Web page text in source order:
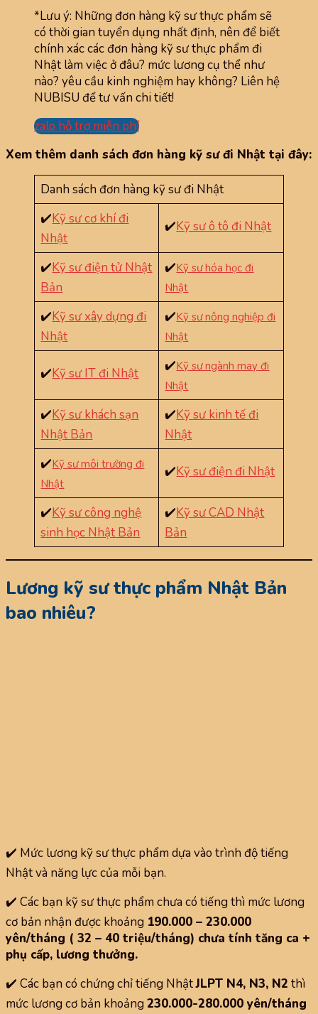
*Lưu ý: Những đơn hàng kỹ sư thực phẩm sẽ
có thời gian tuyển dụng nhất định, nên để biết
chính xác các đơn hàng kỹ sư thực phẩm đi
Nhật làm việc ở đâu? mức lương cụ thể như
nào? yêu cầu kinh nghiệm hay không? Liên hệ
NUBISU để tư vấn chi tiết!
zalo hỗ trợ miễn phí
Xem thêm danh sách đơn hàng kỹ sư đi Nhật tại đây:
Danh sách đơn hàng kỹ sư đi Nhật
✔️Kỹ sư cơ khí đi
Nhật
✔️Kỹ sư ô tô đi Nhật
✔️Kỹ sư điện tử Nhật
Bản
✔️Kỹ sư hóa học đi
Nhật
✔️Kỹ sư xây dựng đi
Nhật
✔️Kỹ sư nông nghiệp đi
Nhật
✔️Kỹ sư IT đi Nhật ✔️Kỹ sư ngành may đi
Nhật
✔️Kỹ sư khách sạn
Nhật Bản
✔️Kỹ sư kinh tế đi
Nhật
✔️Kỹ sư môi trường đi
Nhật
✔️Kỹ sư điện đi Nhật
✔️Kỹ sư công nghệ
sinh học Nhật Bản
✔️Kỹ sư CAD Nhật
Bản
Lương kỹ sư thực phẩm Nhật Bản
bao nhiêu?
✔️ Mức lương kỹ sư thực phẩm dựa vào trình độ tiếng
Nhật và năng lực của mỗi bạn.
✔️ Các bạn kỹ sư thực phẩm chưa có tiếng thì mức lương
cơ bản nhận được khoảng 190.000 – 230.000
yên/tháng ( 32 – 40 triệu/tháng) chưa tính tăng ca +
phụ cấp, lương thưởng.
✔️ Các bạn có chứng chỉ tiếng NhậtJLPT N4, N3, N2 thì
mức lương cơ bản khoảng 230.000-280.000 yên/tháng